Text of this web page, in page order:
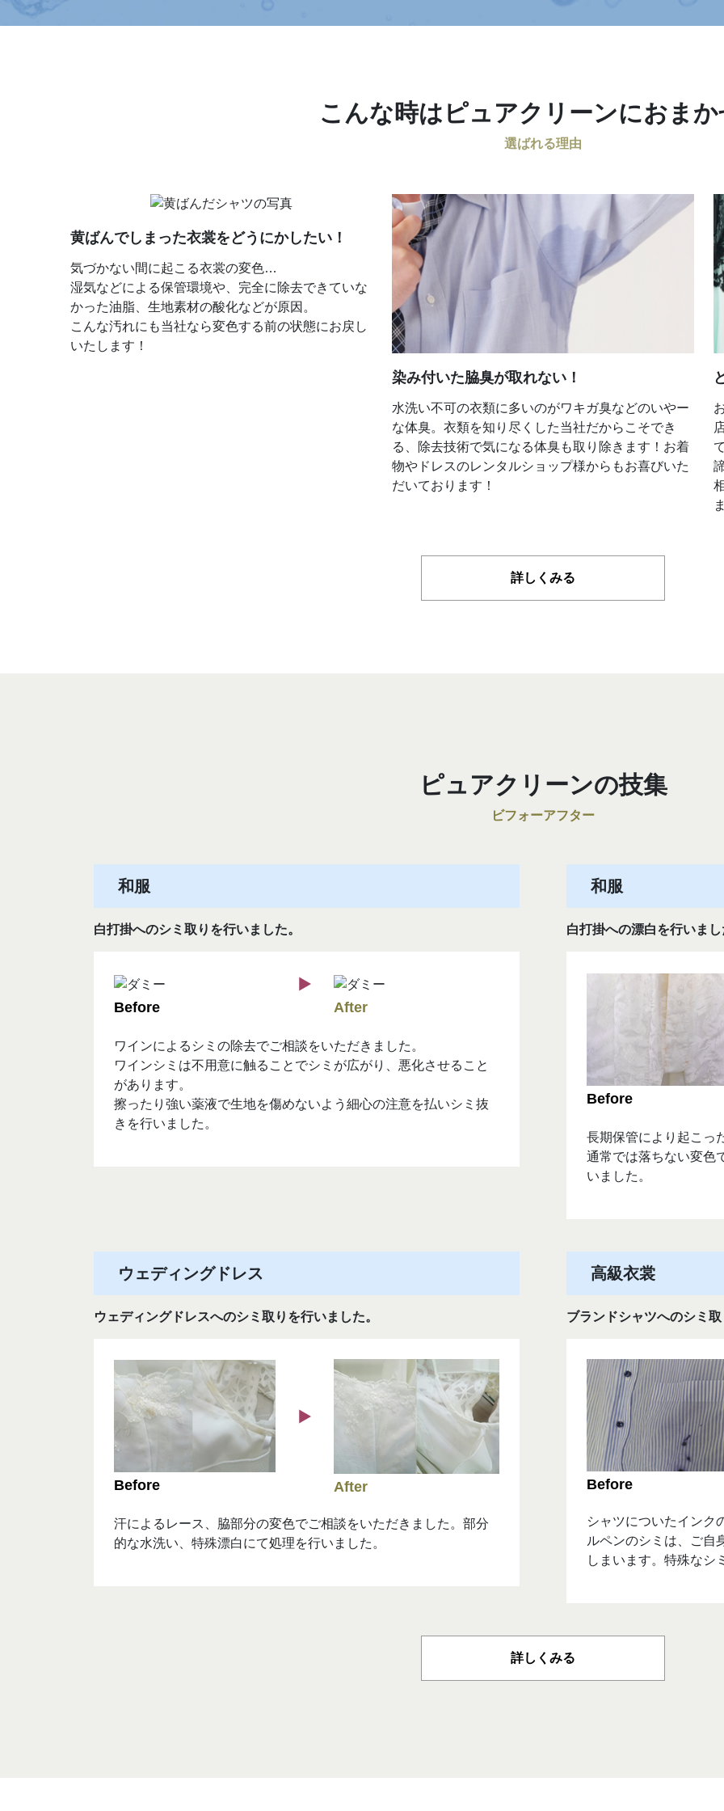
こんな時は ピュアクリーンにおまか
選ばれる理由
黄ばんでしまった衣裳をどうにかしたい！
気づかない間に起こる衣裳の変色…
湿気などによる保管環境や、完全に除去できていな
かった油脂、生地素材の酸化などが原因。
こんな汚れにも当社なら変色する前の状態にお戻し
いたします！
染み付いた脇臭が取れない！
水洗い不可の衣類に多いのがワキガ臭などのいやー
な体臭。衣類を知り尽くした当社だからこそでき
る、除去技術で気になる体臭も取り除きます！お着
物やドレスのレンタルショップ様からもお喜びいた
だいております！
詳しくみる
ピュアクリーンの技集
ビフォーアフター
和服
白打掛へのシミ取りを行いました。
ワインによるシミの除去でご相談をいただきました。
ワインシミは不用意に触ることでシミが広がり、悪化させること
があります。
​​​​​​​擦ったり強い薬液で生地を傷めないよう細心の注意を払いシミ抜
きを行いました。
和服
白打掛への漂白を行いま
長期保管により起こっ
通常では落ちない変色
いました。
ウェディングドレス
ウェディングドレスへのシミ取りを行いました。
汗によるレース、脇部分の変色でご相談をいただきました。部分
的な水洗い、特殊漂白にて処理を行いました。
高級衣裳
ブランドシャツへのシミ
シャツについたインク
ルペンのシミは、ご自
しまいます。特殊なシ
詳しくみる